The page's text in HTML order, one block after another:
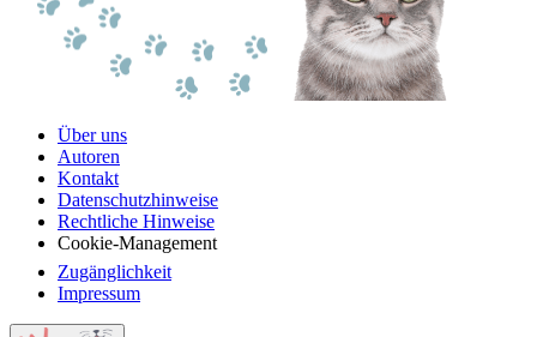
Über uns
Autoren
Kontakt
Datenschutzhinweise
Rechtliche Hinweise
Cookie-Management
Zugänglichkeit
Impressum